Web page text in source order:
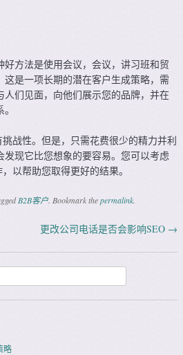
方法是使用会议，会议，讲习班和贸
是一项长期的潜在客户生成策略，需
们见面，向他们展示您的品牌，并在
战性。但是，只需花费很少的精力并利
现它比您想象的要容易。您可以考虑
以帮助您取得更好的结果。
B2B客户 . Bookmark thepermalink
更改公司电话是否会影响SEO →
略